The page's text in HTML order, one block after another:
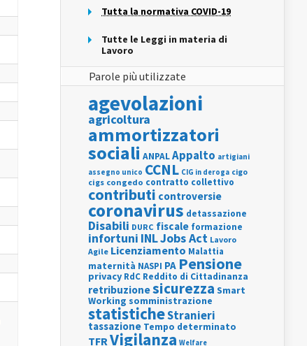
Tutta la normativa COVID-19
Tutte le Leggi in materia di
Lavoro
Parole più utilizzate
agevolazioni
agricoltura
ammortizzatori
sociali ANPALAppalto artigiani
assegno unico CCNL CIG in deroga cigo
cigs congedo contratto collettivo
contributi controversie
coronavirus detassazione
Disabili DURC fiscale formazione
infortuni INLJobs Act Lavoro
Agile Licenziamento Malattia
maternità NASPI PA Pensione
privacy RdC Reddito di Cittadinanza
retribuzionesicurezza Smart
Working somministrazione
statisticheStranieri
tassazione Tempo determinato
TFRVigilanza Welfare